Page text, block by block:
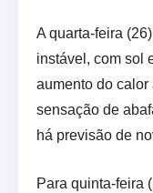
A quarta-feira
instável, com sol
aumento do
sensação de
há previsão de
Para quinta-feira